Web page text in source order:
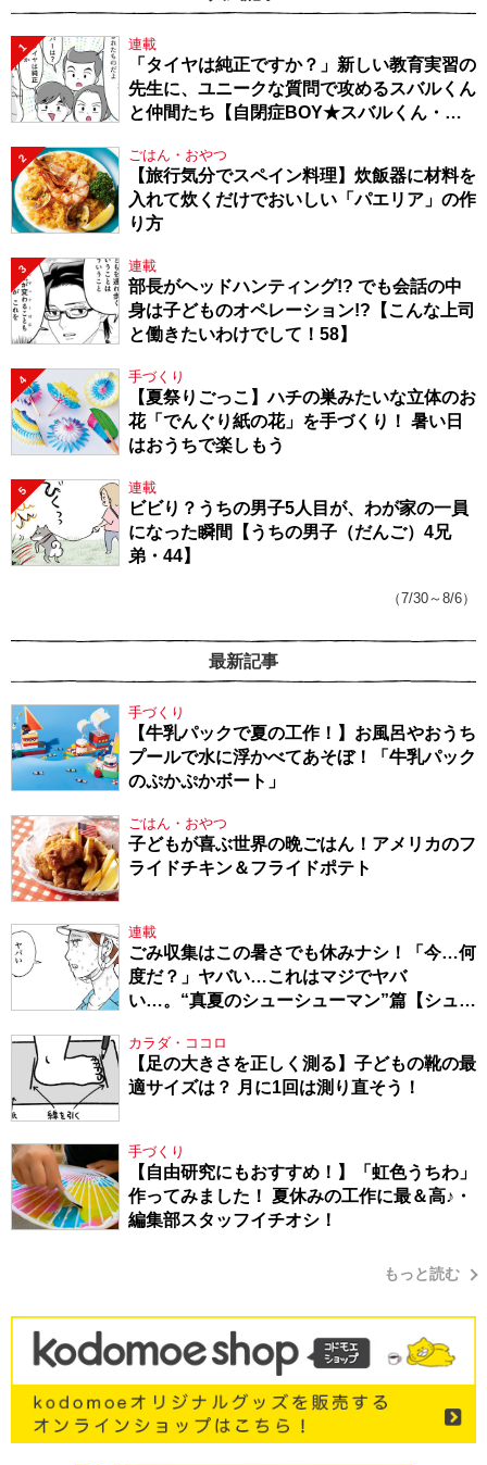
1 連載
「タイヤは純正ですか？」新しい教育実習の
先生に、ユニークな質問で攻めるスバルくん
と仲間たち【自閉症BOY★スバルくん・
2 ごはん・おやつ
【旅行気分でスペイン料理】炊飯器に材料を
入れて炊くだけでおいしい「パエリア」の作
り方
3 連載
部長がヘッドハンティング!? でも会話の中
身は子どものオペレーション!?【こんな上司
と働きたいわけでして！58】
4 手づくり
【夏祭りごっこ】ハチの巣みたいな立体のお
花「でんぐり紙の花」を手づくり！ 暑い日
はおうちで楽しもう
5 連載
ビビり？うちの男子5人目が、わが家の一員
になった瞬間【うちの男子（だんご）4兄
弟・44】
（7/30～8/6）
最新記事
手づくり
【牛乳パックで夏の工作！】お風呂やおうち
プールで水に浮かべてあそぼ！「牛乳パック
のぷかぷかボート」
ごはん・おやつ
子どもが喜ぶ世界の晩ごはん！アメリカのフ
ライドチキン＆フライドポテト
連載
ごみ収集はこの暑さでも休みナシ！「今…何
度だ？」ヤバい…これはマジでヤバ
い…。“真夏のシューシューマン”篇【シュー
カラダ・ココロ
【足の大きさを正しく測る】子どもの靴の最
適サイズは？ 月に1回は測り直そう！
手づくり
【自由研究にもおすすめ！】「虹色うちわ」
作ってみました！ 夏休みの工作に最＆高♪・
編集部スタッフイチオシ！
もっと読む